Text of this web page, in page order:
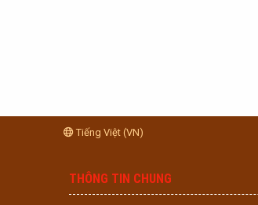
Tiếng Việt (VN)
THÔNG TIN CHUNG